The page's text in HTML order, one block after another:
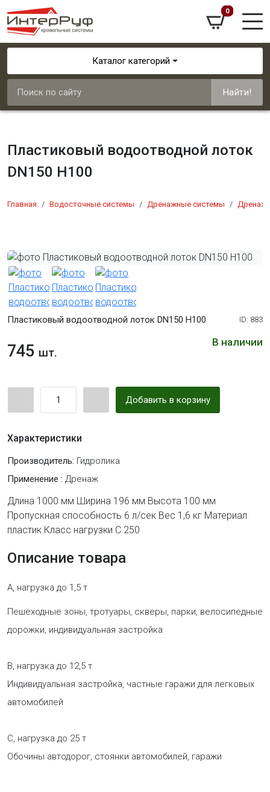
0
Каталог категорий
Найти!
Пластиковый водоотводной лоток
DN150 H100
Главная Водосточные системы Дренажные системы
Пластиковый водоотводной лоток DN150 H100 ID: 883
В наличии
745 шт.
Добавить в корзину
Характеристики
Производитель: Гидролика
Применение : Дренаж
Длина 1000 мм Ширина 196 мм Высота 100 мм
Пропускная способность 6 л/сек Вес 1,6 кг Материал
пластик Класс нагрузки С 250
Описание товара
A, нагрузка до 1,5 т
Пешеходные зоны, тротуары, скверы, парки, велосипедные
дорожки, индивидуальная застройка
B, нагрузка до 12,5 т
Индивидуальная застройка, частные гаражи для легковых
автомобилей
C, нагрузка до 25 т
Обочины автодорог, стоянки автомобилей, гаражи